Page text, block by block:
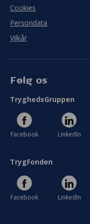
Cookies
Persondata
Vilkår
Følg os
TryghedsGruppen
Facebook LinkedIn
TrygFonden
Facebook LinkedIn